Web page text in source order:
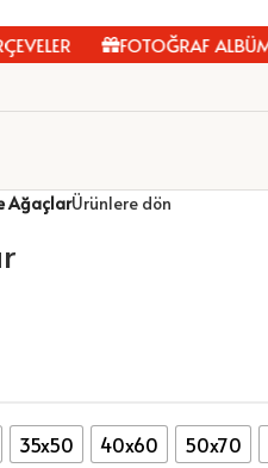
FOTOĞRAF ALBÜMLERİ
AğaçlarÜrünlere dön
35x50 40x60 50x70